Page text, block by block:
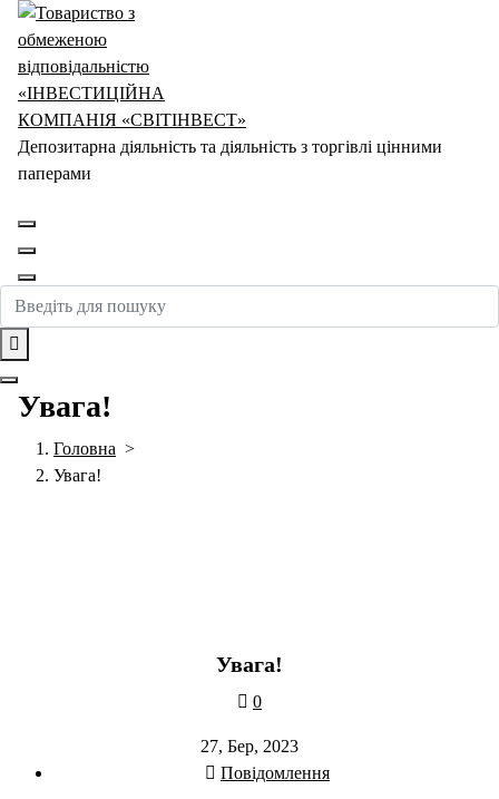
Перейти
контенту
Депозитарна діяльність та діяльність з торгівлі цінними
паперами
Увага!
Головна >
Увага!
Увага!
0
27, Бер, 2023
Повідомлення